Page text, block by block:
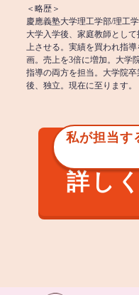
＜略歴＞
慶應義塾大学理工学部/理工
大学入学後、家庭教師とし
上させる。実績を買われ指
画。売上を3倍に増加。大学
指導の両方を担当。大学院
後、独立。現在に至ります。
私が担当す
詳し